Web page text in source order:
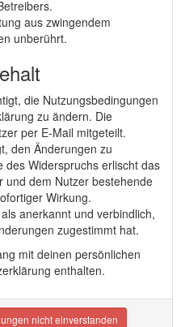
aus zwingendem
unberührt.
die Nutzungsbedingungen
zu ändern. Die
per E-Mail mitgeteilt.
den Änderungen zu
des Widerspruchs erlischt das
und dem Nutzer bestehende
Wirkung.
anerkannt und verbindlich,
zugestimmt hat.
mit deinen persönlichen
enthalten.